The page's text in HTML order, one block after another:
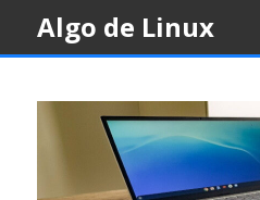
content
Algo de Linux